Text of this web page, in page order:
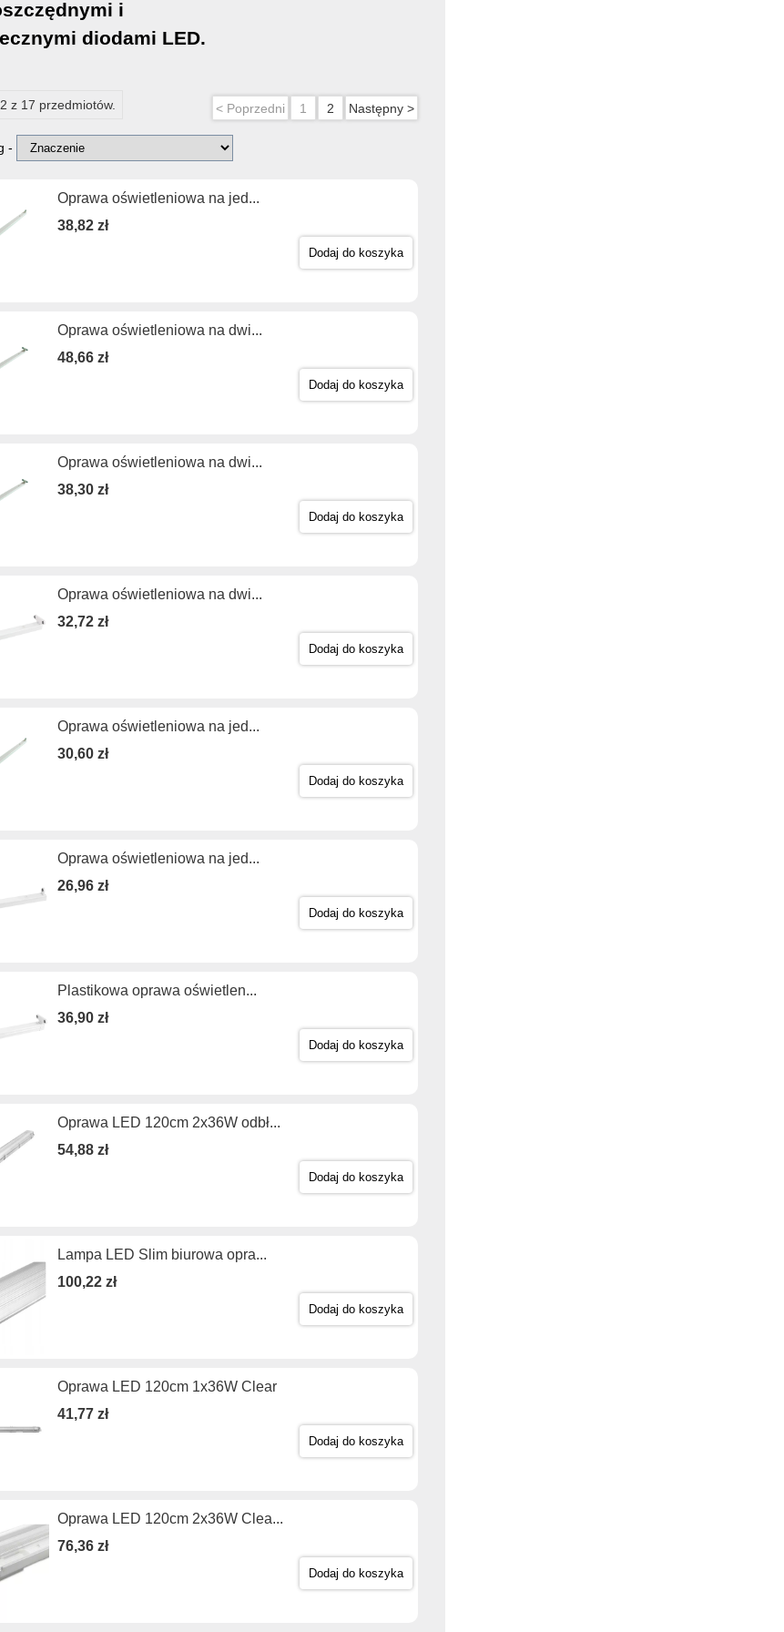
i
diodami LED.
z 17 przedmiotów. < Poprzedni 1 2 Następny >
-
Oprawa oświetleniowa na jed...
38,82 zł
Dodaj do koszyka
Oprawa oświetleniowa na dwi...
48,66 zł
Dodaj do koszyka
Oprawa oświetleniowa na dwi...
38,30 zł
Dodaj do koszyka
Oprawa oświetleniowa na dwi...
32,72 zł
Dodaj do koszyka
Oprawa oświetleniowa na jed...
30,60 zł
Dodaj do koszyka
Oprawa oświetleniowa na jed...
26,96 zł
Dodaj do koszyka
Plastikowa oprawa oświetlen...
36,90 zł
Dodaj do koszyka
Oprawa LED 120cm 2x36W odbł...
54,88 zł
Dodaj do koszyka
Lampa LED Slim biurowa opra...
100,22 zł
Dodaj do koszyka
Oprawa LED 120cm 1x36W Clear
41,77 zł
Dodaj do koszyka
Oprawa LED 120cm 2x36W Clea...
76,36 zł
Dodaj do koszyka